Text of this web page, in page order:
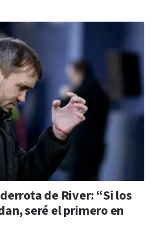
de River: “Si los
seré el primero en